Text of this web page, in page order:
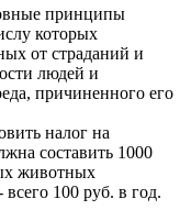
принципы
которых
от страданий и
людей и
причиненного его
налог на
составить 1000
животных
всего 100 руб. в год.